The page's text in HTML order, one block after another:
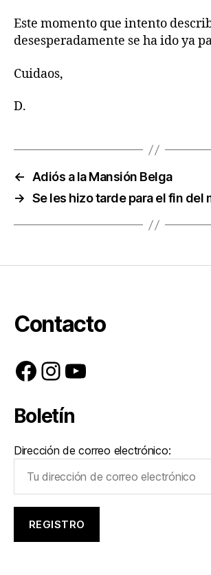
Este momento que intento
desesperadamente se ha ido ya
Cuidaos,
D.
← Adiós a la Mansión Belga
→ Se les hizo tarde para el fin del
Contacto
Facebook
Instagram
YouTube
Boletín
Dirección de correo electrónico: